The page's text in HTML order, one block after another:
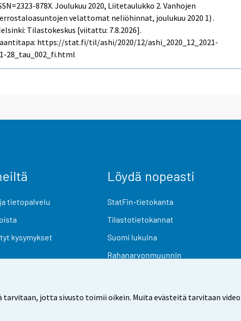
jotta sivusto toimii oikein. Muita evästeitä tarvitaan
878X.Joulukuu 2020, Liitetaulukko 2. Vanhojen
velattomat neliöhinnat, joulukuu 2020 1) .
Tilastokeskus [viitattu: 7.8.2026].
https://stat.fi/til/ashi/2020/12/ashi_2020_12_2021-
28_tau_002_fi.html
tietopalvelu
kysymykset
Löydä nopeasti
StatFin-tietokanta
Tilastotietokannat
Suomi lukuina
Rahanarvonmuunnin